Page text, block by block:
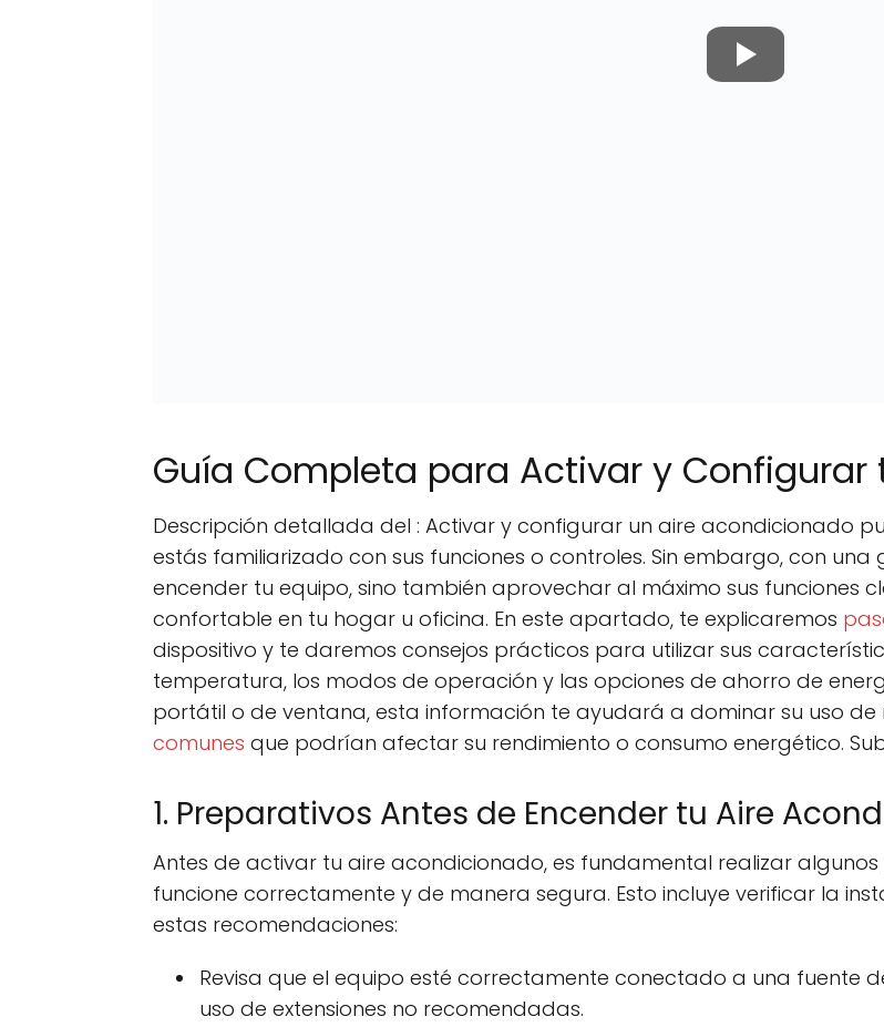
Guía Completa para Activar y
Descripción detallada del : Activar y configurar un aire acondicionado
estás familiarizado con sus funciones o controles. Sin embargo, con
encender tu equipo, sino también aprovechar al máximo sus funciones
confortable en tu hogar u oficina. En este apartado, te explicaremos
dispositivo y te daremos consejos prácticos para utilizar sus
temperatura, los modos de operación y las opciones de ahorro de
portátil o de ventana, esta información te ayudará a dominar su uso de
comunes que podrían afectar su rendimiento o consumo energético.
1. Preparativos Antes de Encender tu Aire
Antes de activar tu aire acondicionado, es fundamental realizar
funcione correctamente y de manera segura. Esto incluye verificar la
estas recomendaciones:
Revisa que el equipo esté correctamente conectado a una fuente
uso de extensiones no recomendadas.